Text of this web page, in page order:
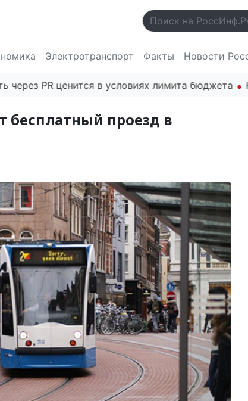
Электротранспорт Факты Новости
PR ценится в условиях лимита бюджета Как
бесплатный проезд в